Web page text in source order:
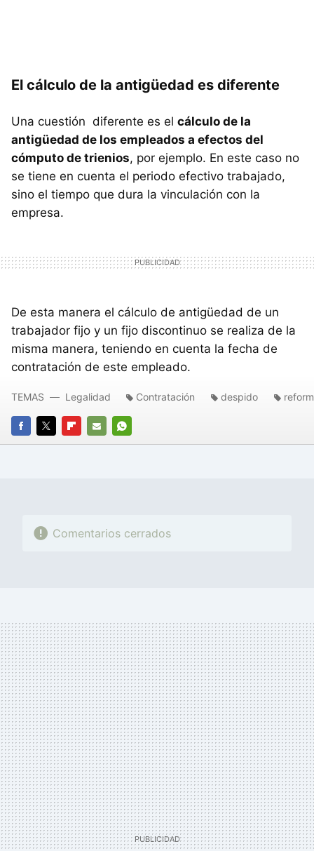
El cálculo de la antigüedad es diferente
Una cuestión diferente es el cálculo de la
antigüedad de los empleados a efectos del
cómputo de trienios, por ejemplo. En este caso no
se tiene en cuenta el periodo efectivo trabajado,
sino el tiempo que dura la vinculación con la
empresa.
De esta manera el cálculo de antigüedad de un
trabajador fijo y un fijo discontinuo se realiza de la
misma manera, teniendo en cuenta la fecha de
contratación de este empleado.
FACEBOOK
TWITTERFLIPBOARD
E-
WHATSAPP
TEMAS Legalidad Contratación despido
Comentarios cerrados